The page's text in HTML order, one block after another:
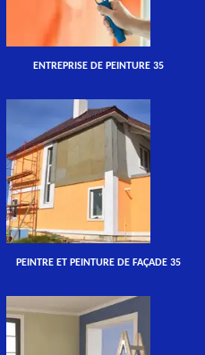
ENTREPRISE DE PEINTURE 35
PEINTRE ET PEINTURE DE FAÇADE 35